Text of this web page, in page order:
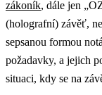
zákoník, dále jen
(holografní) závěť,
sepsanou formou
požadavky, a jejich
situaci, kdy se na